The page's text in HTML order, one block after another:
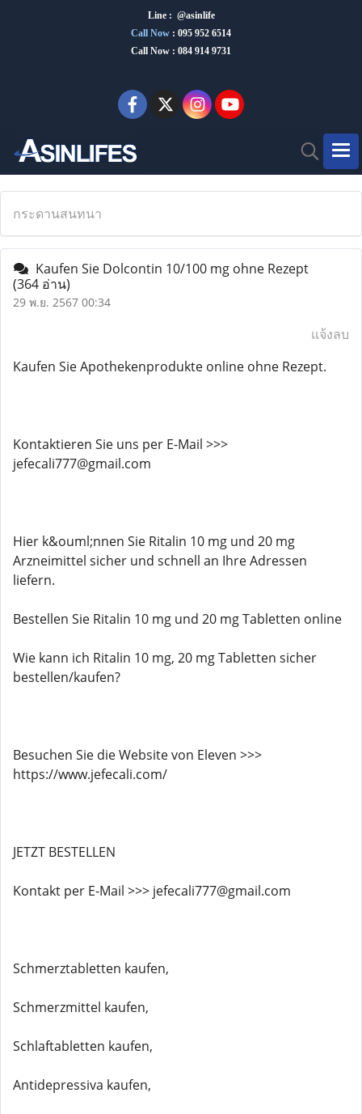
Line : @asinlife
Call Now : 095 952 6514
Call Now : 084 914 9731
กระดานสนทนา
Kaufen Sie Dolcontin 10/100 mg ohne Rezept
(364 อ่าน)
29 พ.ย. 2567 00:34
แจ้งลบ
Kaufen Sie Apothekenprodukte online ohne Rezept.
Kontaktieren Sie uns per E-Mail >>>
jefecali777@gmail.com
Hier k&ouml;nnen Sie Ritalin 10 mg und 20 mg
Arzneimittel sicher und schnell an Ihre Adressen
liefern.
Bestellen Sie Ritalin 10 mg und 20 mg Tabletten online
Wie kann ich Ritalin 10 mg, 20 mg Tabletten sicher
bestellen/kaufen?
Besuchen Sie die Website von Eleven >>>
https://www.jefecali.com/
JETZT BESTELLEN
Kontakt per E-Mail >>> jefecali777@gmail.com
Schmerztabletten kaufen,
Schmerzmittel kaufen,
Schlaftabletten kaufen,
Antidepressiva kaufen,